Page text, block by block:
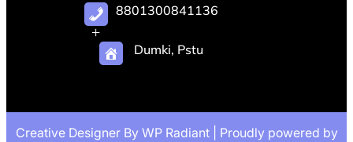
+
8801300841136
Dumki, Pstu
Creative Designer ByWP Radiant| Proudly powered by